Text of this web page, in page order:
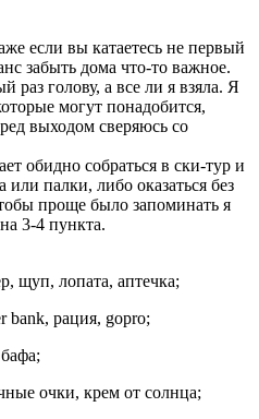
если вы катаетесь не первый
забыть дома что-то важное.
раз голову, а все ли я взяла. Я
могут понадобится,
выходом сверяюсь со
обидно собраться в ски-тур и
палки, либо оказаться без
проще было запоминать я
3-4 пункта.
щуп, лопата, аптечка;
рация, gopro;
очки, крем от солнца;